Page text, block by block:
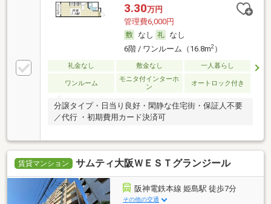
3.30万円
管理費6,000円
なし
なし
6階 / ワンルーム（16.8m2）
礼金なし 敷金なし 一人暮らし
ワンルーム
モニタ付インターホ
ン
オートロック付き
分譲タイプ・日当り良好・閑静な住宅街・保証人不要
／代行 ・初期費用カード決済可
賃貸マンション サムティ大阪ＷＥＳＴグランジール
阪神電鉄本線 姫島駅 徒歩7分
その他の交通